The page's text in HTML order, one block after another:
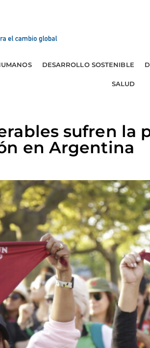
DESARROLLO SOSTENIBLE
SALUD
sufren la
en Argentina